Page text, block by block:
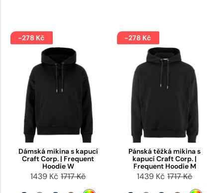
-278 Kč
Dámská mikina s kapucí
Craft Corp. | Frequent
Hoodie W
1439 Kč 1717 Kč
-278 Kč
Pánská těžká mikina s
kapucí Craft Corp. |
Frequent Hoodie M
1439 Kč 1717 Kč